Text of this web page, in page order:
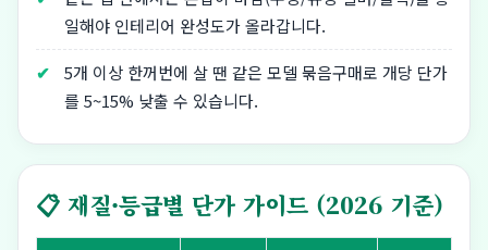
일해야 인테리어 완성도가 올라갑니다.
5개 이상 한꺼번에 살 땐 같은 모델 묶음구매로 개당 단가
를 5~15% 낮출 수 있습니다.
📋 재질·등급별 단가 가이드 (2026 기준)